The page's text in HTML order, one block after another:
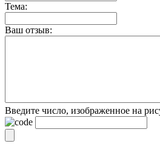
Тема:
Ваш отзыв:
Введите число, изображенное на